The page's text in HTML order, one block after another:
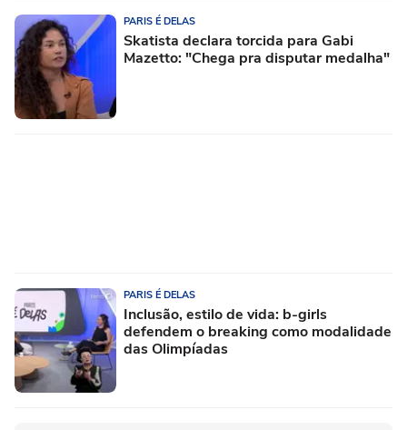
PARIS É DELAS
Skatista declara torcida para Gabi
Mazetto: "Chega pra disputar medalha"
PARIS É DELAS
Inclusão, estilo de vida: b-girls
defendem o breaking como modalidade
das Olimpíadas